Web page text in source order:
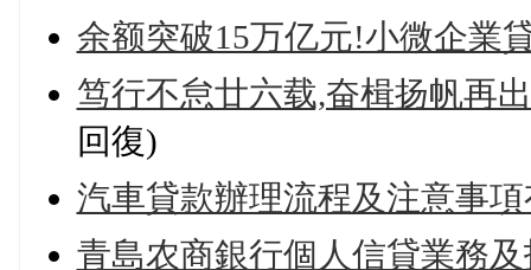
余额突破15万亿元!小微企業
笃行不怠廿六载,奋楫扬帆再
回復)
汽車貸款辦理流程及注意事項
青島农商銀行個人信貸業務